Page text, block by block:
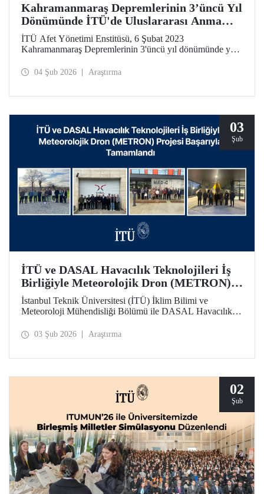
Kahramanmaraş Depremlerinin 3’üncü Yıl
Dönümünde İTÜ'de Uluslararası Anma
Toplantısı ve Çalıştay
İTÜ Afet Yönetimi Enstitüsü, 6 Şubat 2023
Kahramanmaraş Depremlerinin 3'üncü yıl dönümünde yer
uluslararası ölçekte önemli bir çalıştay düzenliyor.
04 Şub 2026 Araştırma
03
Şub
İTÜ ve DASAL Havacılık Teknolojileri İş
Birliğiyle Meteorolojik Dron (METRON)
Projesi Başarıyla Tamamlandı
İstanbul Teknik Üniversitesi (İTÜ) İklim Bilimi ve
Meteoroloji Mühendisliği Bölümü ile DASAL Havacılık
üniversite - sanayi iş birliği kapsamında yürütülen
03 Şub 2026 Araştırma
02
Şub